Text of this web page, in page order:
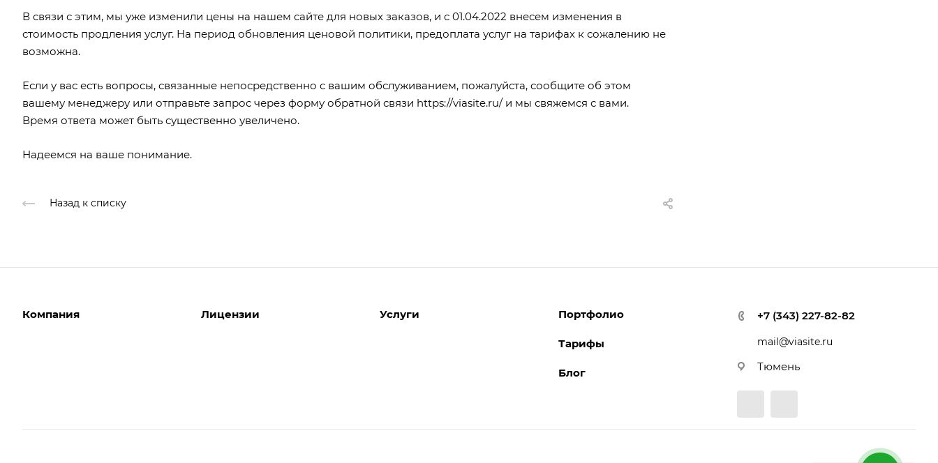
В связи с этим, мы уже изменили цены на нашем сайте для новых заказов, и с 01.04.2022 внесем изменения в
стоимость продления услуг. На период обновления ценовой политики, предоплата услуг на тарифах к сожалению не
возможна.
Если у вас есть вопросы, связанные непосредственно с вашим обслуживанием, пожалуйста, сообщите об этом
вашему менеджеру или отправьте запрос через форму обратной связи https://viasite.ru/ и мы свяжемся с вами.
Время ответа может быть существенно увеличено.
Надеемся на ваше понимание.
Назад к списку
Компания Лицензии Услуги Портфолио
Тарифы
Блог
+7 (343) 227-82-82
mail@viasite.ru
Тюмень